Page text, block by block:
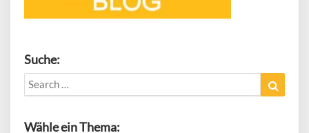
Suche:
Search
for:
Wähle ein Thema: